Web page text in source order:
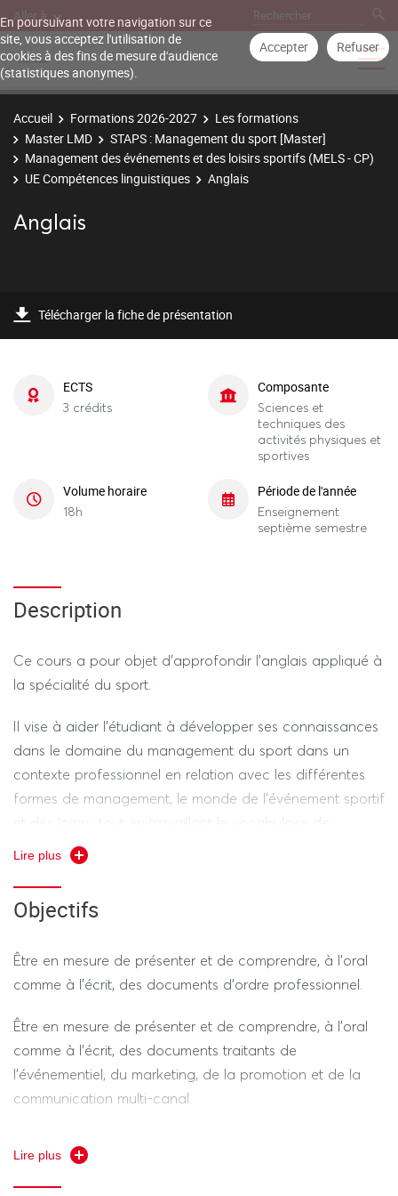
En poursuivant votre navigation sur ce
site, vous acceptez l'utilisation de
cookies à des fins de mesure d'audience
(statistiques anonymes).
Accepter Refuser
Aller à
Accueil Formations 2026-2027
Les formations
Master LMD
STAPS : Management du sport [Master]
Management des événements et des loisirs sportifs (MELS - CP)
UE Compétences linguistiques
Anglais
Anglais
Télécharger la fiche de présentation
ECTS
3 crédits
Composante
Sciences et
techniques des
activités physiques et
sportives
Volume horaire
18h
Période de l'année
Enseignement
septième semestre
Description
Ce cours a pour objet d’approfondir l’anglais appliqué à
la spécialité du sport.
Il vise à aider l’étudiant à développer ses connaissances
dans le domaine du management du sport dans un
contexte professionnel en relation avec les différentes
formes de management, le monde de l’événement sportif
et des loisirs, tout en travaillant le vocabulaire de
l’anglais de spécialité.
Lire plus
Objectifs
Être en mesure de présenter et de comprendre, à l’oral
comme à l’écrit, des documents d’ordre professionnel.
Être en mesure de présenter et de comprendre, à l’oral
comme à l’écrit, des documents traitants de
l’événementiel, du marketing, de la promotion et de la
communication multi-canal.
comme à l’écrit, des documents scientifiques dans le
secteur du management du sport.
Lire plus